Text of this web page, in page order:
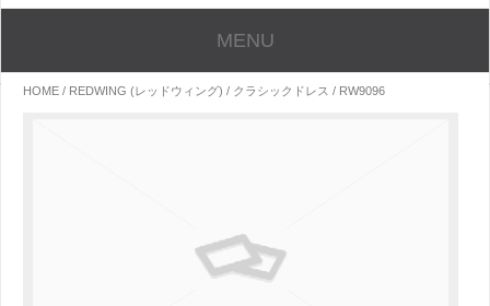
MENU
HOME / REDWING (レッドウィング) / クラシックドレス / RW9096